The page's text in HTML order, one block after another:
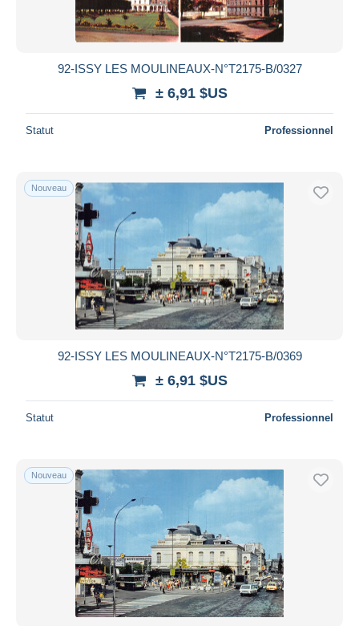
92-ISSY LES MOULINEAUX-N°T2175-B/0327
± 6,91 $US
Statut Professionnel
Nouveau
92-ISSY LES MOULINEAUX-N°T2175-B/0369
± 6,91 $US
Statut Professionnel
Nouveau